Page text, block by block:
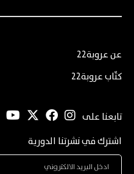
عن عروبة22
كتّاب عروبة22
تابعنا على
اشترك في نشرتنا الدورية